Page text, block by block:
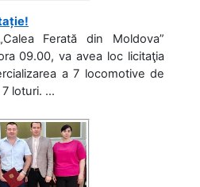
Ferată din Moldova”
09.00, va avea loc licitaţia
a 7 locomotive de
loturi. ...